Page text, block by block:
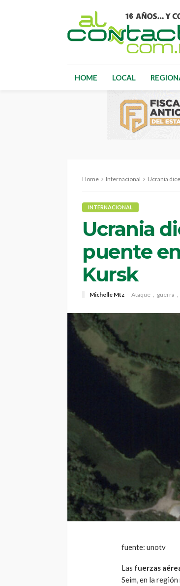
HOME LOCAL
Home Internacional Ucrania
INTERNACIONAL
Ucrania
puente
Kursk
Michelle Mtz Ataque guerra
fuente: unotv
Las fuerzas
Seim, en la